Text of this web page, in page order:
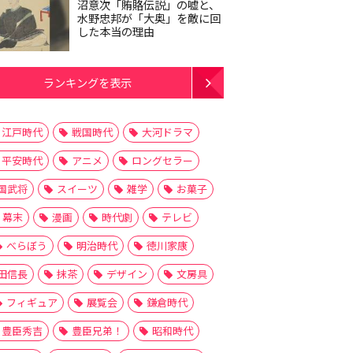
沼意次「賄賂伝説」の嘘と、
水野忠邦が「大奥」を敵に回
した本当の理由
ランキングを表示
江戸時代 戦国時代
大河ドラマ
平安時代
アニメ
ロングセラー
武将
スイーツ 雑学
お菓子
幕末
漫画 時代劇
テレビ
べらぼう
明治時代
徳川家康
信長
抹茶 デザイン
文房具
フィギュア
展覧会
鎌倉時代
豊臣秀吉
豊臣兄弟！
昭和時代